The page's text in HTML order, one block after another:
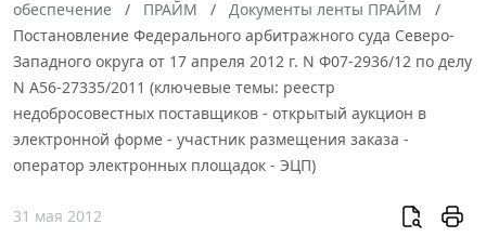
обеспечение
ПРАЙМ
Документы ленты ПРАЙМ
Постановление Федерального арбитражного суда Северо-
Западного округа от 17 апреля 2012 г. N Ф07-2936/12 по делу
N А56-27335/2011 (ключевые темы: реестр
недобросовестных поставщиков - открытый аукцион в
электронной форме - участник размещения заказа -
оператор электронных площадок - ЭЦП)
31 мая 2012